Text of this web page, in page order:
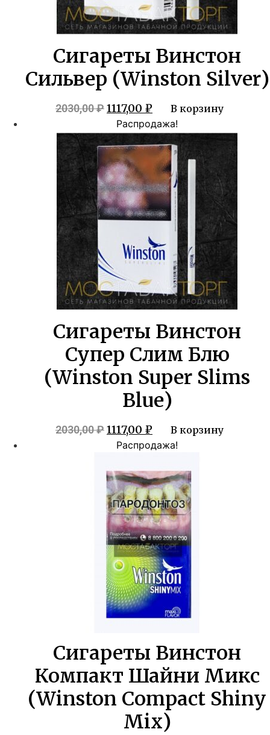
Сигареты Винстон
Сильвер (Winston Silver)
2030,00₽Первоначальная
цена
составляла
2030,00 ₽.
1117,00 ₽ Текущая
цена:
1117,00 ₽.
В корзину
Распродажа!
Сигареты Винстон
Супер Слим Блю
(Winston Super Slims
Blue)
2030,00₽Первоначальная
цена
2030,00 ₽.
1117,00 ₽ Текущая
цена:
В корзину
Распродажа!
Сигареты Винстон
Компакт Шайни Микс
(Winston Compact Shiny
Mix)